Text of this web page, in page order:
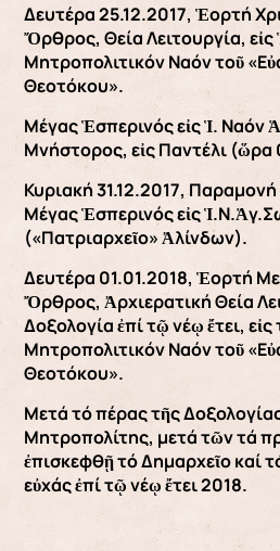
Δευτέρα 25.12.2017, Ἑορτή
Ὄρθρος, Θεία Λειτουργία, εἰς
Μητροπολιτικόν Ναόν τοῦ
Θεοτόκου».
Μέγας Ἑσπερινός εἰς Ἱ. Ναόν
Μνήστορος, εἰς Παντέλι
Κυριακή 31.12.2017,
Μέγας Ἑσπερινός εἰς
(«Πατριαρχεῖο» Ἀλίνδων).
Δευτέρα 01.01.2018, Ἑορτή
Ὄρθρος, Ἀρχιερατική Θεία
Δοξολογία ἐπί τῷ νέῳ ἔτει,
Μητροπολιτικόν Ναόν τοῦ
Θεοτόκου».
Μετά τό πέρας τῆς
Μητροπολίτης, μετά τῶν τά
ἐπισκεφθῇ τό Δημαρχεῖο καί
εὐχάς ἐπί τῷ νέῳ ἔτει 2018.